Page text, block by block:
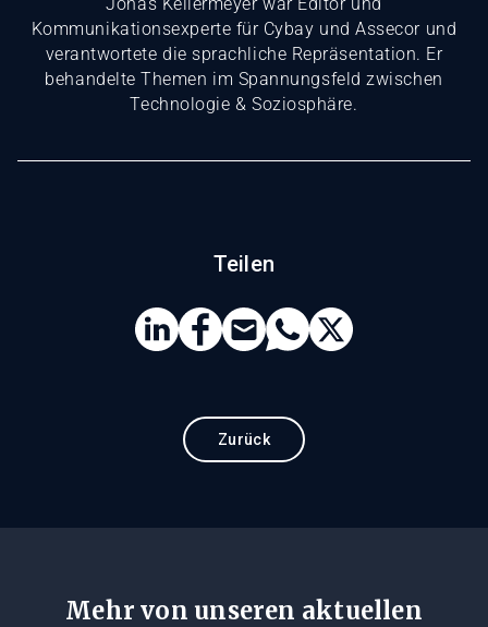
Kommunikationsexperte für Cybay und Assecor und
verantwortete die sprachliche Repräsentation. Er
behandelte Themen im Spannungsfeld zwischen
Technologie & Soziosphäre.
Teilen
Zurück
Mehr von unseren aktuellen